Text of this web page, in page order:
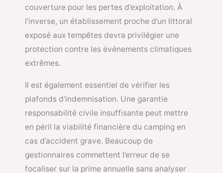
couverture pour les pertes d’exploitation. À
l’inverse, un établissement proche d’un littoral
exposé aux tempêtes devra privilégier une
protection contre les événements climatiques
extrêmes.
Il est également essentiel de vérifier les
plafonds d’indemnisation. Une garantie
responsabilité civile insuffisante peut mettre
en péril la viabilité financière du camping en
cas d’accident grave. Beaucoup de
gestionnaires commettent l’erreur de se
focaliser sur la prime annuelle sans analyser